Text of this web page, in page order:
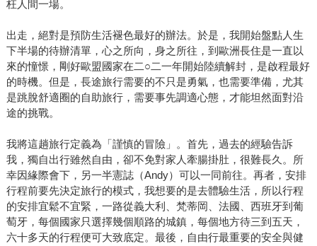
枉人間一場。
出走，絕對是預防生活褪色最好的辦法。於是，我開始盤點人生
下半場的待辦清單，心之所向，身之所往，到歐洲長住是一直以
來的憧憬，剛好歐盟國家在二○二一年開始陸續解封，是啟程最好
的時機。但是，長途旅行需要的不只是勇氣，也需要準備，尤其
是跳脫舒適圈的自助旅行，需要事先調適心態，才能坦然面對沿
途的挑戰。
我將這趟旅行定義為「謹慎的冒險」。首先，過去的經驗告訴
我，獨自出行雖然自由，卻不免對家人牽腸掛肚，很難長久。所
幸因緣際會下，另一半憲誌（Andy）可以一同前往。再者，安排
行程前要先決定旅行的模式，我想要的是去體驗生活，所以行程
的安排宜鬆不宜緊，一路從義大利、梵蒂岡、法國、西班牙到葡
萄牙，每個國家只選擇幾個順路的城鎮，每個地方待三到五天，
六十多天的行程便可大致底定。最後，自由行最重要的安全與健